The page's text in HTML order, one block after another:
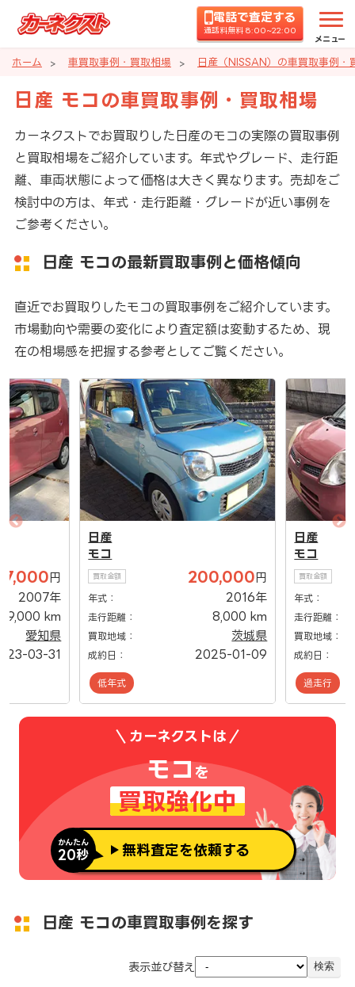
電話で査定する
通話料無料 8:00~22:00
メニュー
ホーム 車買取事例・買取相場 日産（NISSAN）の車買取事例・
日産 モコの車買取事例・買取相場
カーネクストでお買取りした日産のモコの実際の買取事例
と買取相場をご紹介しています。年式やグレード、走行距
離、車両状態によって価格は大きく異なります。売却をご
検討中の方は、年式・走行距離・グレードが近い事例を
ご参考ください。
日産 モコの最新買取事例と価格傾向
直近でお買取りしたモコの買取事例をご紹介しています。
市場動向や需要の変化により査定額は変動するため、現
在の相場感を把握する参考としてご覧ください。
円
2007年
79,000 km
愛知県
03-31
日産
モコ
買取金額 200,000 円
年式： 2016年
走行距離： 8,000 km
買取地域： 茨城県
成約日： 2025-01-09
低年式
日産
モコ
買取金額
年式：
走行距離：
買取地域：
成約日：
過走行
カーネクストは
モコを
買取強化中
かんたん
20秒 無料査定を依頼する
日産 モコの車買取事例を探す
表示並び替え